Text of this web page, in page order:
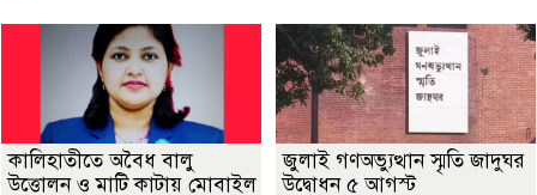
কালিহাতীতে অবৈধ বালু
উত্তোলন ও মাটি কাটায় মোবাইল
জুলাই গণঅভ্যুত্থান স্মৃতি জাদুঘর
উদ্বোধন ৫ আগস্ট